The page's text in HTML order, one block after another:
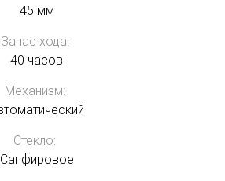
45 мм
Запас хода:
40 часов
Механизм:
Стекло:
Сапфировое